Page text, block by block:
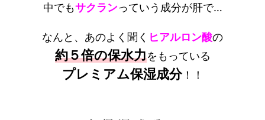
中でもサクランっていう成分が肝で…
なんと、あのよく聞く ヒアルロン酸の
約５倍の保水力をもっている
プレミアム保湿成分！！